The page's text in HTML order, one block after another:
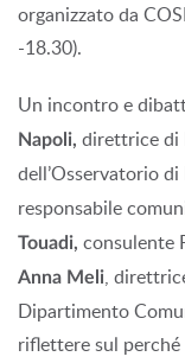
organizzato da
-18.30).
Un incontro e
Napoli, direttrice di
dell’Osservatorio di
responsabile
Touadi, consulente
Anna Meli,
Dipartimento
riflettere sul perché